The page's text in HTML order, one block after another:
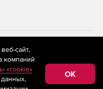
применяются
технологии
сбора,
относящихся к
«Интернет»,
Федерации)
сайт,
компаний
«cookie»
OK